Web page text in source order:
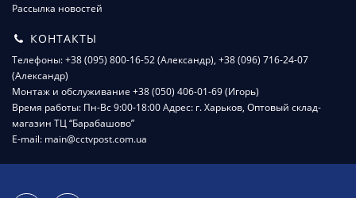
Рассылка новостей
КОНТАКТЫ
Телефоны: +38 (095) 800-16-52 (Александр), +38 (096) 716-24-07
(Александр)
Монтаж и обслуживание +38 (050) 406-01-69 (Игорь)
Время работы: Пн-Вс 9:00-18:00 Адрес: г. Харьков, Оптовый склад-
магазин ТЦ “Барабашово”
E-mail: main@cctvpost.com.ua